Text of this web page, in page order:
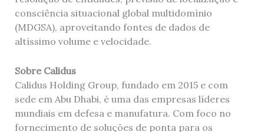
consciência situacional global multidomínio
(MDGSA), aproveitando fontes de dados de
altíssimo volume e velocidade.
Sobre Calidus
Calidus Holding Group, fundado em 2015 e com
sede em Abu Dhabi, é uma das empresas líderes
mundiais em defesa e manufatura. Com foco no
fornecimento de soluções de ponta para os